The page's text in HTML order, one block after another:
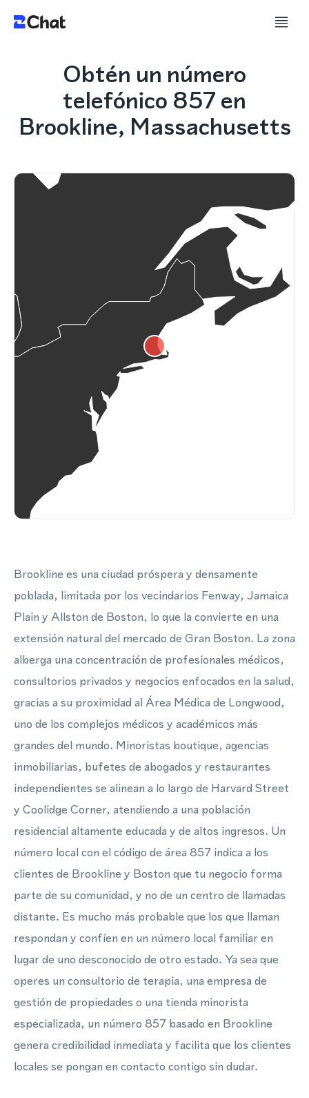
Obtén un número
telefónico 857 en
Brookline, Massachusetts
Brookline es una ciudad próspera y densamente
poblada, limitada por los vecindarios Fenway, Jamaica
Plain y Allston de Boston, lo que la convierte en una
extensión natural del mercado de Gran Boston. La zona
alberga una concentración de profesionales médicos,
consultorios privados y negocios enfocados en la salud,
gracias a su proximidad al Área Médica de Longwood,
uno de los complejos médicos y académicos más
grandes del mundo. Minoristas boutique, agencias
inmobiliarias, bufetes de abogados y restaurantes
independientes se alinean a lo largo de Harvard Street
y Coolidge Corner, atendiendo a una población
residencial altamente educada y de altos ingresos. Un
número local con el código de área 857 indica a los
clientes de Brookline y Boston que tu negocio forma
parte de su comunidad, y no de un centro de llamadas
distante. Es mucho más probable que los que llaman
respondan y confíen en un número local familiar en
lugar de uno desconocido de otro estado. Ya sea que
operes un consultorio de terapia, una empresa de
gestión de propiedades o una tienda minorista
especializada, un número 857 basado en Brookline
genera credibilidad inmediata y facilita que los clientes
locales se pongan en contacto contigo sin dudar.